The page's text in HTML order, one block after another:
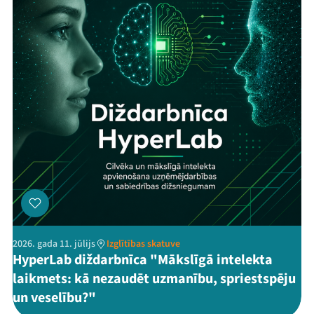
2026. gada 11. jūlijs Izglītības skatuve
HyperLab diždarbnīca "Mākslīgā intelekta
laikmets: kā nezaudēt uzmanību, spriestspēju
un veselību?"